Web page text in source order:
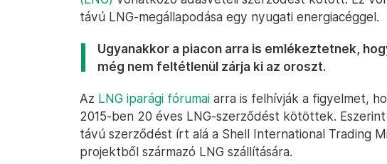
távú LNG-megállapodása egy nyugati energiacéggel.
Ugyanakkor a piacon arra is emlékeztetnek,
még nem feltétlenül zárja ki az oroszt.
Az LNG iparági fórumai arra is felhívják a figyelmet,
2015-ben 20 éves LNG-szerződést kötöttek.
távú szerződést írt alá a Shell International Trading
projektből származó LNG szállítására.